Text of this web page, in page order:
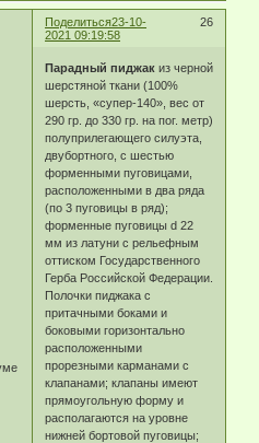
Поделиться 26
23-10-
2021 09:19:58
Парадный пиджак из черной
шерстяной ткани (100%
шерсть, «супер-140», вес от
290 гр. до 330 гр. на пог. метр)
полуприлегающего силуэта,
двубортного, с шестью
форменными пуговицами,
расположенными в два ряда
(по 3 пуговицы в ряд);
форменные пуговицы d 22
мм из латуни с рельефным
оттиском Государственного
Герба Российской Федерации.
Полочки пиджака с
притачными боками и
боковыми горизонтально
расположенными
прорезными карманами с
клапанами; клапаны имеют
прямоугольную форму и
располагаются на уровне
нижней бортовой пуговицы;